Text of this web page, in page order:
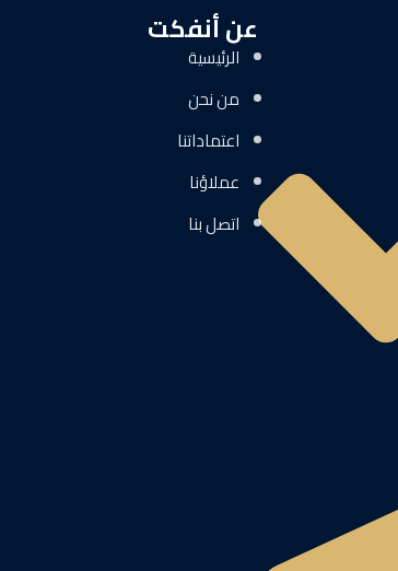
عن أنفكت
الرئيسية
من نحن
اعتماداتنا
عملاؤنا
اتصل بنا